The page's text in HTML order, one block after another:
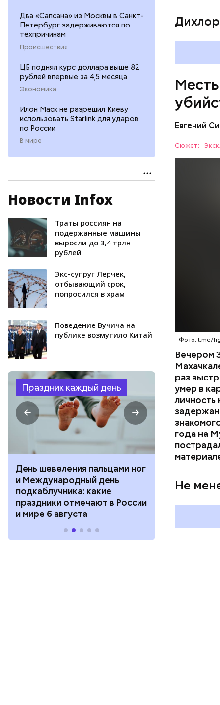
Два «Сапсана» из Москвы в Санкт-
Петербург задерживаются по
техпричинам
Происшествия
ЦБ поднял курс доллара выше 82
рублей впервые за 4,5 месяца
Экономика
Илон Маск не разрешил Киеву
использовать Starlink для ударов
по России
В мире
Новости Infox
Траты россиян на
подержанные машины
выросли до 3,4 трлн
рублей
Экс-супруг Лерчек,
отбывающий срок,
попросился в храм
Поведение Вучича на
публике возмутило Китай
Праздник каждый день
День шевеления пальцами ног
и Международный день
подкаблучника: какие
праздники отмечают в России
и мире 6 августа
горизонта и
курсанта:
отмечают в
Евгений
Сюжет:
Фото: t.me/
Вечером
раз
умер в
года на
Не
Вечером
жилого
менее
скорую